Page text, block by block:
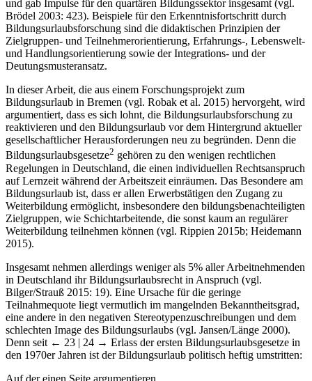
und gab Impulse für den quartären Bildungssektor insgesamt (vgl.
Brödel 2003: 423). Beispiele für den Erkenntnisfortschritt durch
Bildungsurlaubsforschung sind die didaktischen Prinzipien der
Zielgruppen- und Teilnehmerorientierung, Erfahrungs-, Lebenswelt-
und Handlungsorientierung sowie der Integrations- und der
Deutungsmusteransatz.
In dieser Arbeit, die aus einem Forschungsprojekt zum
Bildungsurlaub in Bremen (vgl. Robak et al. 2015) hervorgeht, wird
argumentiert, dass es sich lohnt, die Bildungsurlaubsforschung zu
reaktivieren und den Bildungsurlaub vor dem Hintergrund aktueller
gesellschaftlicher Herausforderungen neu zu begründen. Denn die
Bildungsurlaubsgesetze2 gehören zu den wenigen rechtlichen
Regelungen in Deutschland, die einen individuellen Rechtsanspruch
auf Lernzeit während der Arbeitszeit einräumen. Das Besondere am
Bildungsurlaub ist, dass er allen Erwerbstätigen den Zugang zu
Weiterbildung ermöglicht, insbesondere den bildungsbenachteiligten
Zielgruppen, wie Schichtarbeitende, die sonst kaum an regulärer
Weiterbildung teilnehmen können (vgl. Rippien 2015b; Heidemann
2015).
Insgesamt nehmen allerdings weniger als 5% aller Arbeitnehmenden
in Deutschland ihr Bildungsurlaubsrecht in Anspruch (vgl.
Bilger/Strauß 2015: 19). Eine Ursache für die geringe
Teilnahmequote liegt vermutlich im mangelnden Bekanntheitsgrad,
eine andere in den negativen Stereotypenzuschreibungen und dem
schlechten Image des Bildungsurlaubs (vgl. Jansen/Länge 2000).
Denn seit ← 23 | 24 → Erlass der ersten Bildungsurlaubsgesetze in
den 1970er Jahren ist der Bildungsurlaub politisch heftig umstritten:
Auf der einen Seite argumentieren